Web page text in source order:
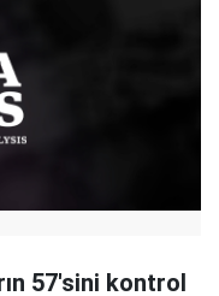
57'sini kontrol